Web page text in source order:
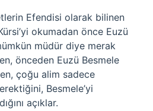
Efendisi olarak bilinen
okumadan önce Euzü
müdür diye merak
önceden Euzü Besmele
çoğu alim sadece
Besmele’yi
açıklar.